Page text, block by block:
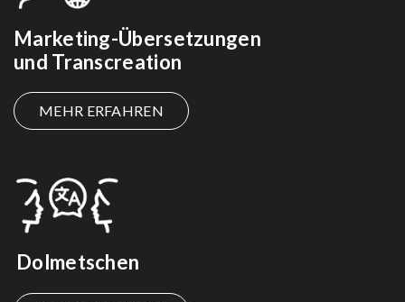
Marketing-Übersetzungen
und Transcreation
MEHR ERFAHREN
Dolmetschen